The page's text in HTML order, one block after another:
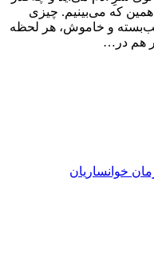
که می‌بینیم. چیزی
و خاموش، هر لحظه
هم در…